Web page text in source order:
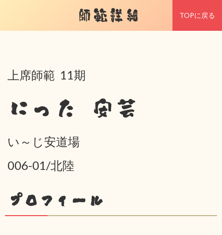
師範詳細 TOPに戻る
上席師範 11期
にった 安芸
い～じ安道場
006-01/北陸
プロフィール